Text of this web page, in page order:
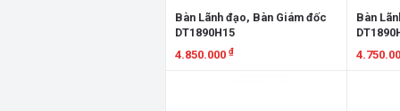
Bàn Lãnh đạo, Bàn Giám đốc
DT1890H15
4.850.000 ₫
Bàn